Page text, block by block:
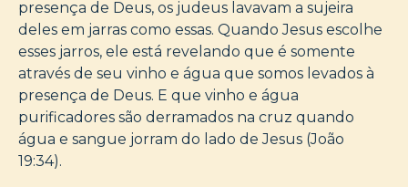
presença de Deus, os judeus lavavam a sujeira
deles em jarras como essas. Quando Jesus escolhe
esses jarros, ele está revelando que é somente
através de seu vinho e água que somos levados à
presença de Deus. E que vinho e água
purificadores são derramados na cruz quando
água e sangue jorram do lado de Jesus (João
19:34).